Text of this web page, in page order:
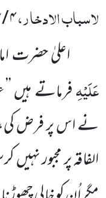
لاسباب الادخار،۴ / ۳۴۳
اعلیٰ حضرت
عَلَیْہِفرماتے ہیں
نے اس پر فرض کی،
الفاقہ پر مجبور